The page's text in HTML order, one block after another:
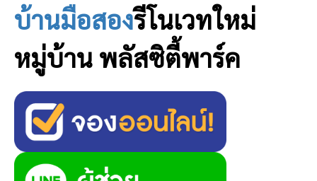
บ้านมือสองรีโนเวทใหม่
หมู่บ้าน พลัสซิตี้พาร์ค